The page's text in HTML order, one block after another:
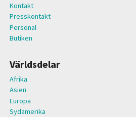
Kontakt
Presskontakt
Personal
Butiken
Världsdelar
Afrika
Asien
Europa
Sydamerika